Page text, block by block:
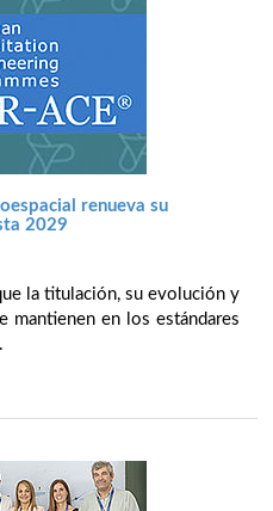
renueva su
2029
la titulación, su evolución y
mantienen en los estándares